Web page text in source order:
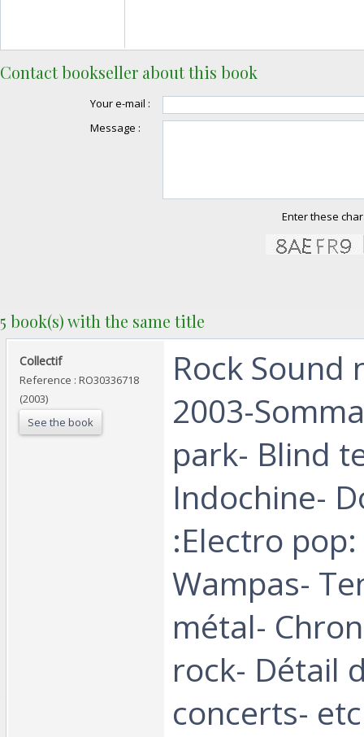
Contact bookseller about this book
Your e-mail :
Message :
Enter these
5 book(s) with the same title
‎Collectif‎
Reference : RO30336718
(2003)
See the book
‎Rock Sound
2003-
park- Blind
Indochine-
:Electro
Wampas-
métal-
rock- Détail
concerts-